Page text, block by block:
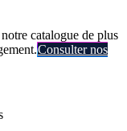
catalogue de plus
Consulter nos